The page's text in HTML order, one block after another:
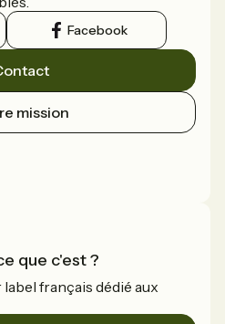
Facebook
mission
que c'est ?
label français dédié aux